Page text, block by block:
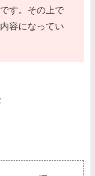
す。その上で
容になってい